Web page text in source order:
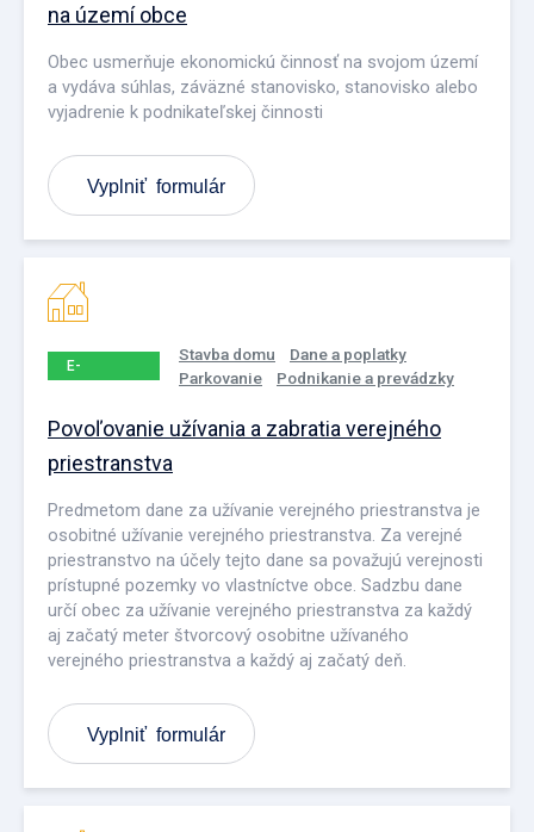
na území obce
Obec usmerňuje ekonomickú činnosť na svojom území
a vydáva súhlas, záväzné stanovisko, stanovisko alebo
vyjadrenie k podnikateľskej činnosti
Vyplniť formulár
E-
Stavba domu
Dane a poplatky
Parkovanie
Podnikanie a prevádzky
Povoľovanie užívania a zabratia verejného
priestranstva
Predmetom dane za užívanie verejného priestranstva je
osobitné užívanie verejného priestranstva. Za verejné
priestranstvo na účely tejto dane sa považujú verejnosti
prístupné pozemky vo vlastníctve obce. Sadzbu dane
určí obec za užívanie verejného priestranstva za každý
aj začatý meter štvorcový osobitne užívaného
verejného priestranstva a každý aj začatý deň.
Vyplniť formulár